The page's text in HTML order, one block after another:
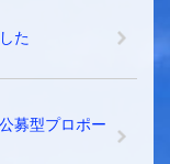
た
募型プロポー